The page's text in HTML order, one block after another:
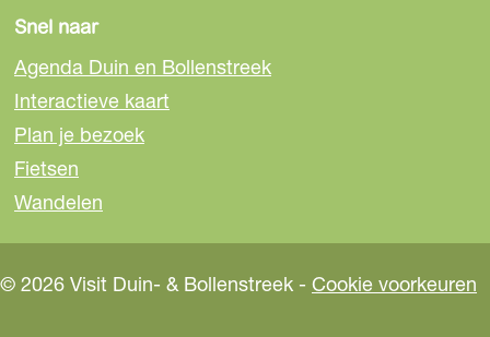
l
Snel naar
Agenda Duin en Bollenstreek
Interactieve kaart
Plan je bezoek
Fietsen
Wandelen
© 2026 Visit Duin- & Bollenstreek - Cookie voorkeuren